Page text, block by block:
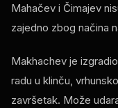
Mahačev i Čimajev
zajedno zbog načina
Makhachev je
radu u klinču,
završetak. Može